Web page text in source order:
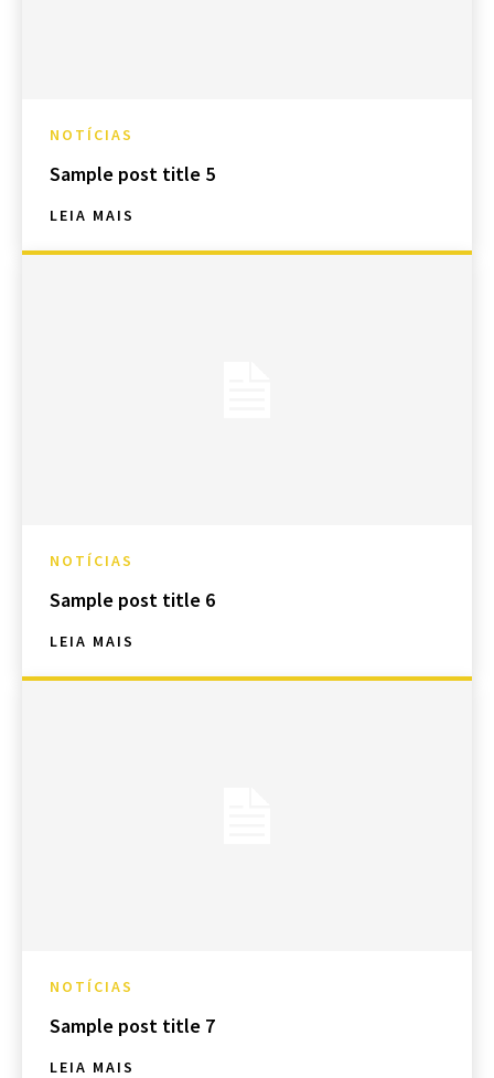
NOTÍCIAS
Sample post title 5
LEIA MAIS
NOTÍCIAS
Sample post title 6
LEIA MAIS
NOTÍCIAS
Sample post title 7
LEIA MAIS